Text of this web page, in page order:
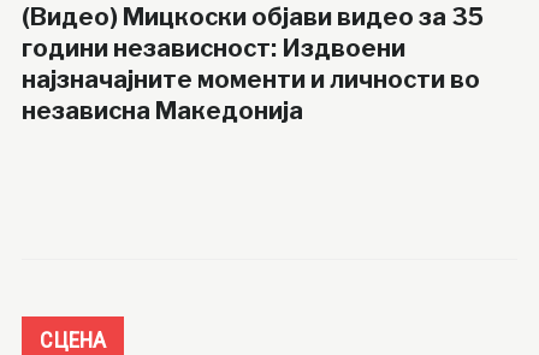
(Видео) Мицкоски објави видео за 35
години независност: Издвоени
најзначајните моменти и личности во
независна Македонија
СЦЕНА